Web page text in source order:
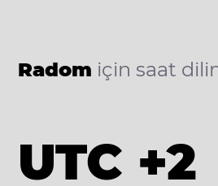
Radom için saat
UTC +2